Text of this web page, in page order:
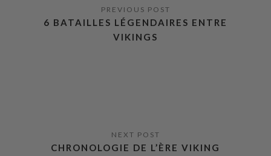
6 BATAILLES LÉGENDAIRES ENTRE
VIKINGS
CHRONOLOGIE DE L’ÈRE VIKING